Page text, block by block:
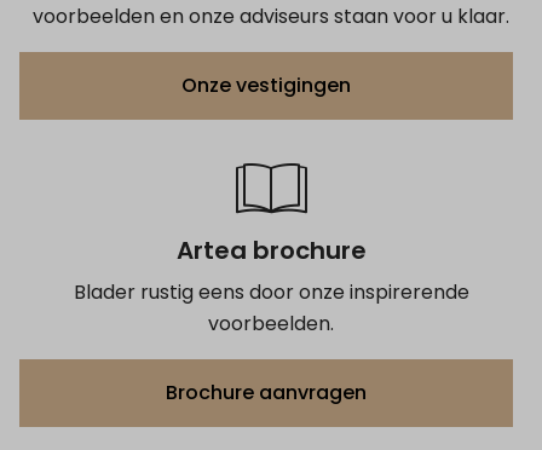
voorbeelden en onze adviseurs staan voor u klaar.
Onze vestigingen
Artea brochure
Blader rustig eens door onze inspirerende
voorbeelden.
Brochure aanvragen